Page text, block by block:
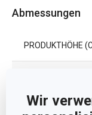
Wir
Abmessungen
PRODUKTHÖHE
DURCHMESSER